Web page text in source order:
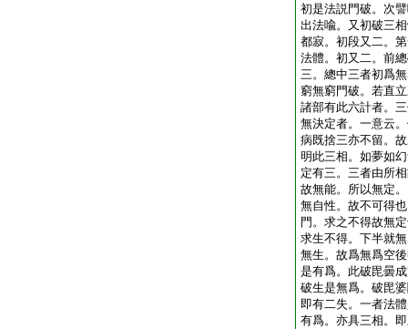
初是法説門破。次
出法喩。又初破三
都寂。初段又二。
法體。初又二。前
三。總中三者初爲
窮無窮門破。若直
諸部有此六計者。
無決定者。一意云
病既捨三亦不留。
明此三相。如夢如
定有三。三者由所
故無能。所以無定
無自性。故不可得
門。求之不得故無
求生不得。下半就
無生。故爲無爲空
是有爲。此破毘曇
破生是無爲。破毘
即有二失。一者法
有爲。亦具三相。